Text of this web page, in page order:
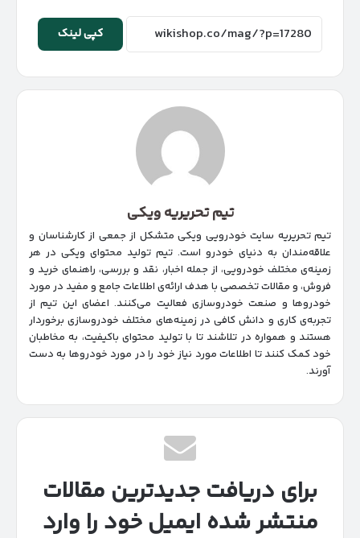
کپی لینک
تیم تحریریه ویکی
تیم تحریریه سایت خودرویی ویکی متشکل از جمعی از کارشناسان و
علاقه‌مندان به دنیای خودرو است. تیم تولید محتوای ویکی در هر
زمینه‌‌ی مختلف خودرویی، از جمله اخبار، نقد و بررسی، راهنمای خرید و
فروش، و مقالات تخصصی با هدف ارائه‌ی اطلاعات جامع و مفید در مورد
خودروها و صنعت خودروسازی فعالیت می‌کنند. اعضای این تیم از
تجربه‌ی کاری و دانش کافی در زمینه‌های مختلف خودروسازی برخوردار
هستند و همواره در تلاشند تا با تولید محتوای باکیفیت، به مخاطبان
خود کمک کنند تا اطلاعات مورد نیاز خود را در مورد خودروها به دست
آورند.
برای دریافت جدیدترین مقالات
منتشر شده ایمیل خود را وارد